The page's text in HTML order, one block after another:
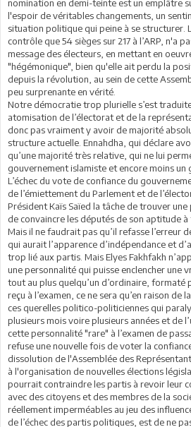
nomination en demi-teinte est un emplâtre
l'espoir de véritables changements, un
situation politique qui peine à se structurer.
contrôle que 54 sièges sur 217 à l’ARP, n'a
message des électeurs, en mettant en
"hégémonique", bien qu'elle ait perdu la
depuis la révolution, au sein de cette
peu surprenante en vérité.
Notre démocratie trop plurielle s’est
atomisation de l’électorat et de la
donc pas vraiment y avoir de majorité
structure actuelle. Ennahdha, qui déclare
qu’une majorité très relative, qui ne lui
gouvernement islamiste et encore moins un
L’échec du vote de confiance du
de l’émiettement du Parlement et de
Président Kaïs Saïed la tâche de trouver
de convaincre les députés de son aptitude
Mais il ne faudrait pas qu’il refasse l’erreur
qui aurait l’apparence d’indépendance et
trop lié aux partis. Mais Elyes Fakhfakh
une personnalité qui puisse enclencher une
tout au plus quelqu’un d’ordinaire, formaté
reçu à l’examen, ce ne sera qu’en raison de
ces querelles politico-politiciennes qui
plusieurs mois voire plusieurs années et de
cette personnalité "rare" à l’examen de
refuse une nouvelle fois de voter la
dissolution de l'Assemblée des
à l'organisation de nouvelles élections
pourrait contraindre les partis à revoir leur
avec des citoyens et des membres de la
réellement imperméables au jeu des
de l’échec des partis politiques, est de ne